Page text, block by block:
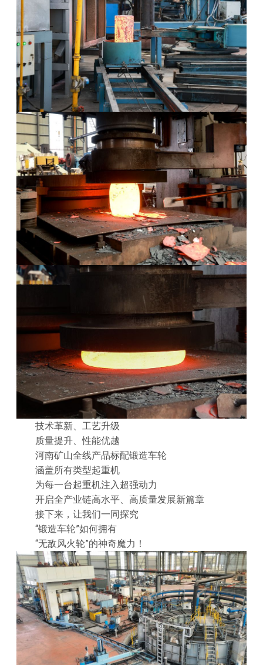
技术革新、工艺升级
质量提升、性能优越
河南矿山全线产品标配锻造车轮
涵盖所有类型起重机
为每一台起重机注入超强动力
开启全产业链高水平、高质量发展新篇章
接下来，让我们一同探究
“锻造车轮”如何拥有
“无敌风火轮”的神奇魔力！